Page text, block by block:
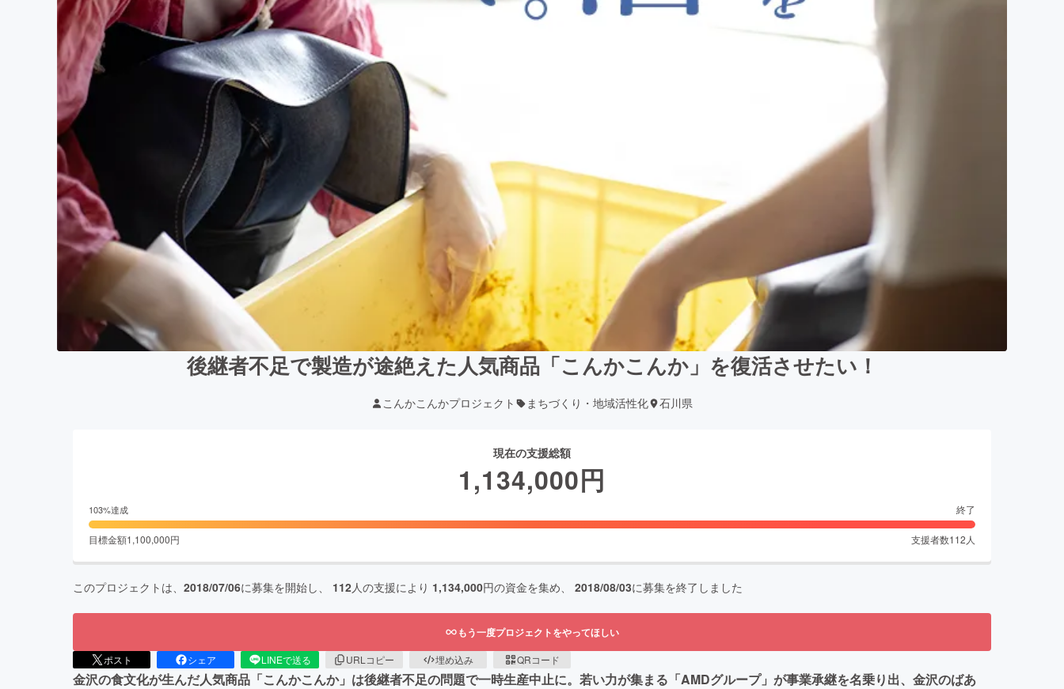
後継者不足で製造が途絶えた人気商品「こんかこんか」を復活させたい！
こんかこんかプロジェクト まちづくり・地域活性化 石川県
現在の支援総額
1,134,000円
103%達成 終了
目標金額1,100,000円 支援者数112 人
このプロジェクトは、 2018/07/06に募集を開始し、 112人の支援により 1,134,000円の資金を集め、 2018/08/03に募集を終了しました
もう一度プロジェクトをやってほしい
ポスト シェア LINEで送る URLコピー 埋め込み QRコード
金沢の食文化が生んだ人気商品「こんかこんか」は後継者不足の問題で一時生産中止に。若い力が集まる「AMDグループ」が事業承継を名乗り出、金沢のばあ